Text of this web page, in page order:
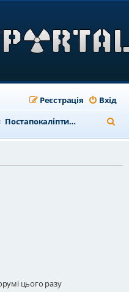
Вхід
Реєстрація
Постапокаліптичний форум
о
цього разу